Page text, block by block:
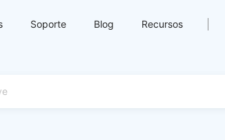
Soporte Blog Recursos